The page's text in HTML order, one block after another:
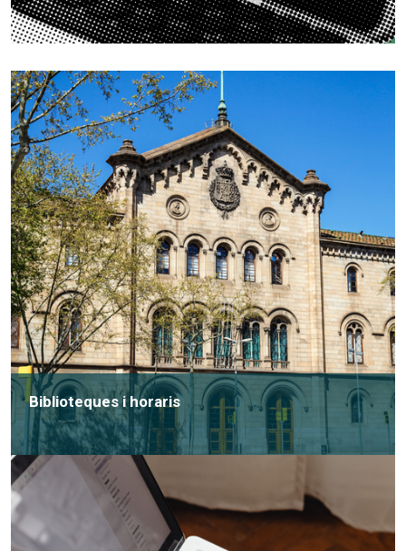
Biblioteques i horaris